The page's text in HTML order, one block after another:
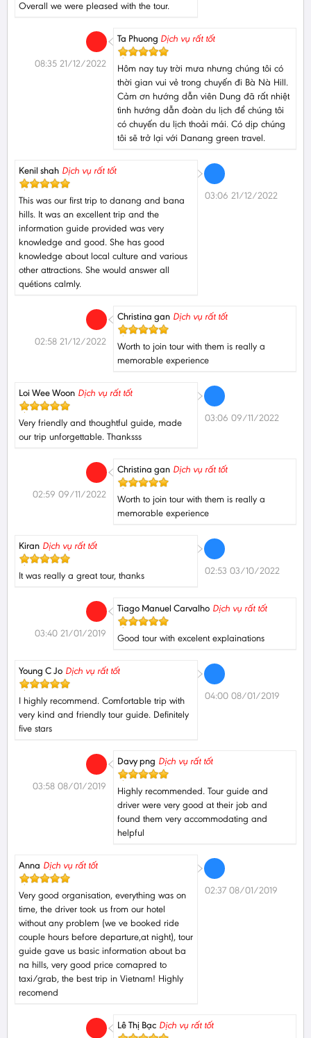
Overall we were pleased with the tour.
Ta Phuong Dịch vụ rất tốt
Hôm nay tuy trời mưa nhưng chúng tôi có
thời gian vui vẻ trong chuyến đi Bà Nà Hill.
Cảm ơn hướng dẫn viên Dung đã rất nhiệt
tình hướng dẫn đoàn du lịch để chúng tôi
có chuyến du lịch thoải mái. Có dịp chúng
tôi sẽ trở lại với Danang green travel.
08:35 21/12/2022
Kenil shah Dịch vụ rất tốt
This was our first trip to danang and bana
hills. It was an excellent trip and the
information guide provided was very
knowledge and good. She has good
knowledge about local culture and various
other attractions. She would answer all
quétions calmly.
03:06 21/12/2022
Christina gan Dịch vụ rất tốt
Worth to join tour with them is really a
memorable experience
02:58 21/12/2022
Loi Wee Woon Dịch vụ rất tốt
Very friendly and thoughtful guide, made
our trip unforgettable. Thanksss
03:06 09/11/2022
Christina gan Dịch vụ rất tốt
Worth to join tour with them is really a
memorable experience
02:59 09/11/2022
Kiran Dịch vụ rất tốt
It was really a great tour, thanks 02:53 03/10/2022
Tiago Manuel Carvalho Dịch vụ rất tốt
Good tour with excelent explainations
03:40 21/01/2019
Young C Jo Dịch vụ rất tốt
I highly recommend. Comfortable trip with
very kind and friendly tour guide. Definitely
five stars
04:00 08/01/2019
Davy png Dịch vụ rất tốt
Highly recommended. Tour guide and
driver were very good at their job and
found them very accommodating and
helpful
03:58 08/01/2019
Anna Dịch vụ rất tốt
Very good organisation, everything was on
time, the driver took us from our hotel
without any problem (we ve booked ride
couple hours before departure,at night), tour
guide gave us basic information about ba
na hills, very good price comapred to
taxi/grab, the best trip in Vietnam! Highly
recomend
02:37 08/01/2019
Lê Thị Bạc Dịch vụ rất tốt